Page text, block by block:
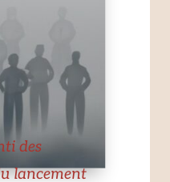
des
lancement